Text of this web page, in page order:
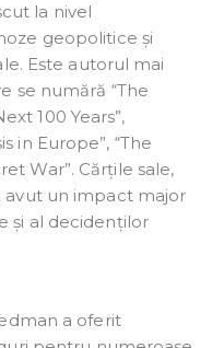
la nivel
geopolitice și
Este autorul mai
se numără “The
100 Years”,
in Europe”, “The
War”. Cărțile sale,
avut un impact major
și al decidenților
a oferit